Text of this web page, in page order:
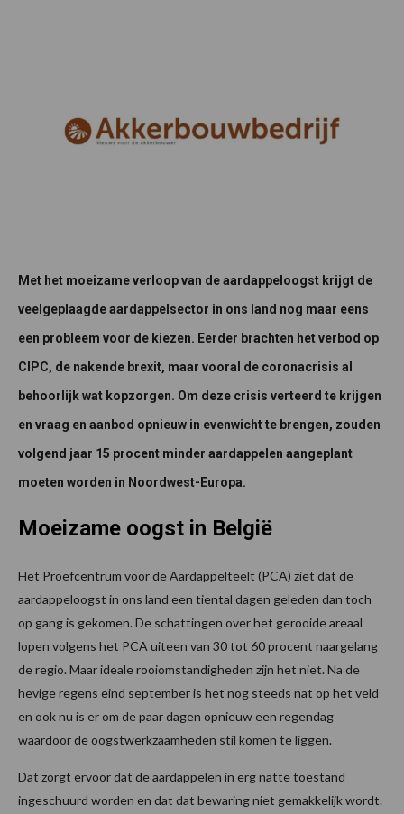
Met het moeizame verloop van de aardappeloogst krijgt de
veelgeplaagde aardappelsector in ons land nog maar eens
een probleem voor de kiezen. Eerder brachten het verbod op
CIPC, de nakende brexit, maar vooral de coronacrisis al
behoorlijk wat kopzorgen. Om deze crisis verteerd te krijgen
en vraag en aanbod opnieuw in evenwicht te brengen, zouden
volgend jaar 15 procent minder aardappelen aangeplant
moeten worden in Noordwest-Europa.
Moeizame oogst in België
Het Proefcentrum voor de Aardappelteelt (PCA) ziet dat de
aardappeloogst in ons land een tiental dagen geleden dan toch
op gang is gekomen. De schattingen over het gerooide areaal
lopen volgens het PCA uiteen van 30 tot 60 procent naargelang
de regio. Maar ideale rooiomstandigheden zijn het niet. Na de
hevige regens eind september is het nog steeds nat op het veld
en ook nu is er om de paar dagen opnieuw een regendag
waardoor de oogstwerkzaamheden stil komen te liggen.
Dat zorgt ervoor dat de aardappelen in erg natte toestand
ingeschuurd worden en dat dat bewaring niet gemakkelijk wordt.